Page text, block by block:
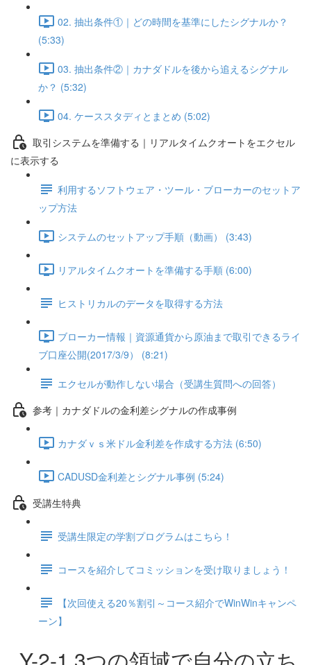
02. 抽出条件①｜どの時間を基準にしたシグナルか？
(5:33)
03. 抽出条件②｜カナダドルを後から追えるシグナル
か？ (5:32)
04. ケーススタディとまとめ (5:02)
取引システムを準備する｜リアルタイムクオートをエクセル
に表示する
利用するソフトウェア・ツール・ブローカーのセットア
ップ方法
システムのセットアップ手順（動画） (3:43)
リアルタイムクオートを準備する手順 (6:00)
ヒストリカルのデータを取得する方法
ブローカー情報｜資源通貨から原油まで取引できるライ
ブ口座公開(2017/3/9） (8:21)
エクセルが動作しない場合（受講生質問への回答）
参考｜カナダドルの金利差シグナルの作成事例
カナダｖｓ米ドル金利差を作成する方法 (6:50)
CADUSD金利差とシグナル事例 (5:24)
受講生特典
受講生限定の学割プログラムはこちら！
コースを紹介してコミッションを受け取りましょう！
【次回使える20％割引～コース紹介でWinWinキャンペ
ーン】